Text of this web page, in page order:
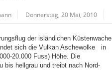
Donnerstag, 20 Mai, 2010
der isländichen Küstenwache
sich die Vulkan Aschewolke in
20.000 Fuss) Höhe. Die
bis hellgrau und treibt nach Nord-